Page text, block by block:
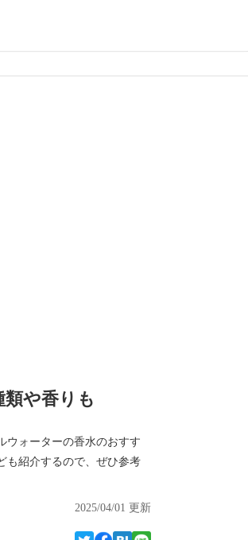
や香りも
ウォーターの香水のおすす
も紹介するので、ぜひ参考
2025/04/01 更新